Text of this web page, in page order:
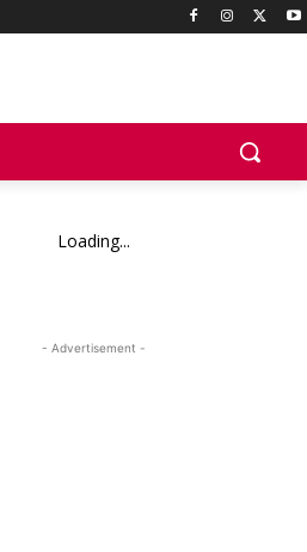
Loading...
- Advertisement -